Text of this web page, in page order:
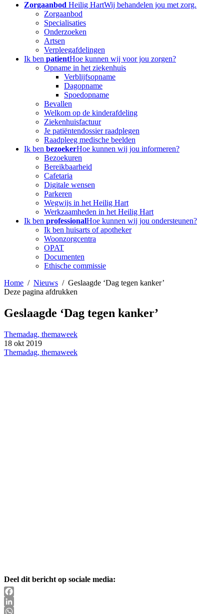
Zorgaanbod Heilig HartWij behandelen jou met zorg.
Zorgaanbod
Specialisaties
Onderzoeken
Artsen
Verpleegafdelingen
Ik ben patientHoe kunnen wij voor jou zorgen?
Opname in het ziekenhuis
Verblijfsopname
Dagopname
Spoedopname
Bevallen
Welkom op de kinderafdeling
Ziekenhuisfactuur
Je patiëntendossier raadplegen
Raadpleeg medische beelden
Ik ben bezoekerHoe kunnen wij jou informeren?
Bezoekuren
Bereikbaarheid
Cafetaria
Digitale wensen
Parkeren
Wegwijs in het Heilig Hart
Werkzaamheden in het Heilig Hart
Ik ben professionalHoe kunnen wij jou ondersteunen?
Ik ben huisarts of apotheker
Woonzorgcentra
OPAT
Documenten
Ethische commissie
Home
Nieuws
Geslaagde ‘Dag tegen kanker’
Deze pagina afdrukken
Geslaagde ‘Dag tegen kanker’
Themadag, themaweek
18 okt 2019
Themadag, themaweek
Deel dit bericht op sociale media:
Facebook
LinkedIn